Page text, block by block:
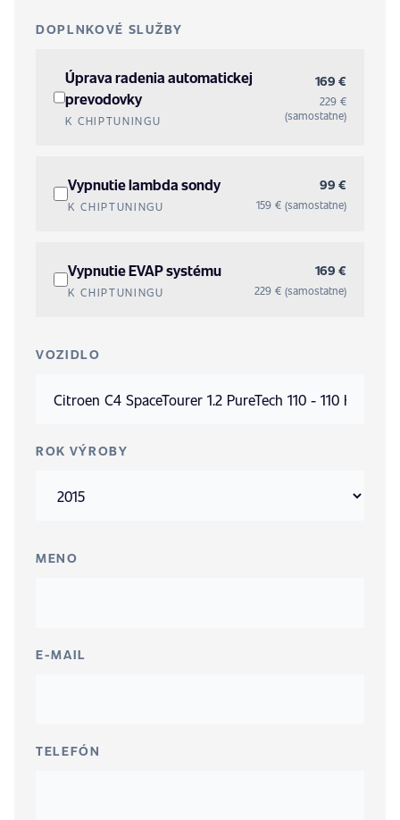
DOPLNKOVÉ SLUŽBY
Úprava radenia automatickej
prevodovky
K CHIPTUNINGU
169 €
229 €
(samostatne)
Vypnutie lambda sondy
K CHIPTUNINGU
99 €
159 € (samostatne)
Vypnutie EVAP systému
K CHIPTUNINGU
169 €
229 € (samostatne)
VOZIDLO
ROK VÝROBY
MENO
E-MAIL
TELEFÓN